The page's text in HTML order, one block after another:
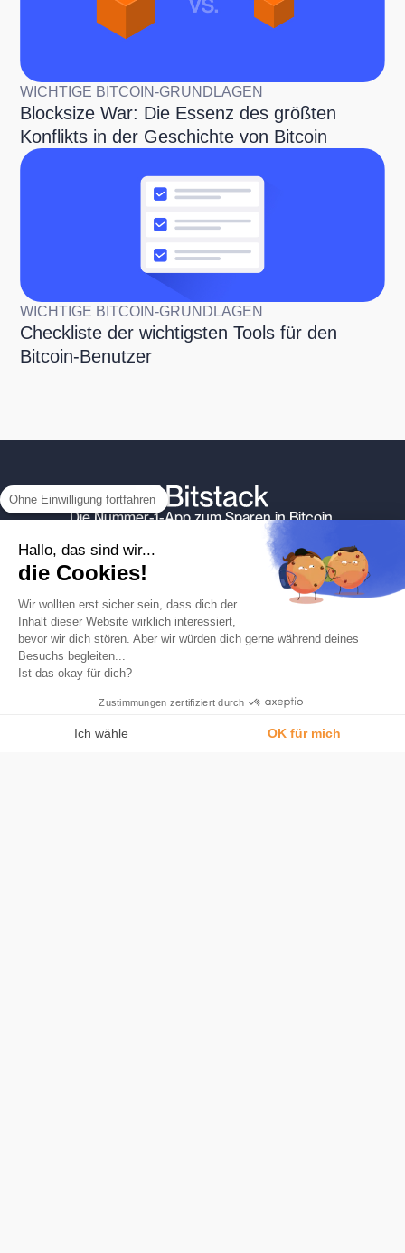
Ohne Einwilligung fortfahren
Hallo, das sind wir...
die Cookies!
Wir wollten erst sicher sein, dass dich der
Inhalt dieser Website wirklich interessiert,
bevor wir dich stören. Aber wir würden dich gerne während deines
Besuchs begleiten...
Ist das okay für dich?
Zustimmungen zertifiziert durch
Ich wähle OK für mich
WICHTIGE BITCOIN-GRUNDLAGEN
Blocksize War: Die Essenz des größten
Konflikts in der Geschichte von Bitcoin
WICHTIGE BITCOIN-GRUNDLAGEN
Checkliste der wichtigsten Tools für den
Bitcoin-Benutzer
Die Nummer-1-App zum Sparen in Bitcoin.
Automatische Rundung
Was ist Bitcoin
Sicherheit
Über